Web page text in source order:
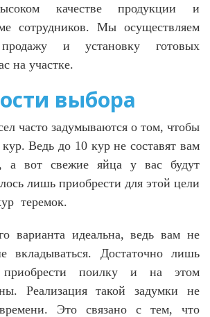
качестве продукции и
сотрудников. Мы осуществляем
продажу и установку готовых
на участке.
выбора
часто задумываются о том, чтобы
Ведь до 10 кур не составят вам
а вот свежие яйца у вас будут
лишь приобрести для этой цели
теремок.
варианта идеальна, ведь вам не
вкладываться. Достаточно лишь
приобрести поилку и на этом
Реализация такой задумки не
Это связано с тем, что